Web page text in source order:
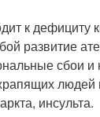
к дефициту
развитие
сбои
людей
инсульта.